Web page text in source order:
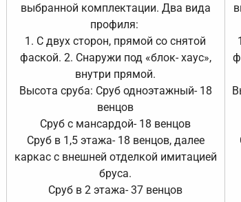
выбранной комплектации. Два вида
профиля:
1. С двух сторон, прямой со снятой
фаской. 2. Снаружи под «блок- хаус»,
внутри прямой.
Высота сруба: Сруб одноэтажный- 18
венцов
Сруб с мансардой- 18 венцов
Сруб в 1,5 этажа- 18 венцов, далее
каркас с внешней отделкой имитацией
бруса.
Сруб в 2 этажа- 37 венцов